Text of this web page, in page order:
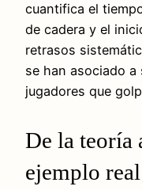
cuantifica el
de cadera y el
retrasos
se han asociado a
jugadores que
De la teoría
ejemplo